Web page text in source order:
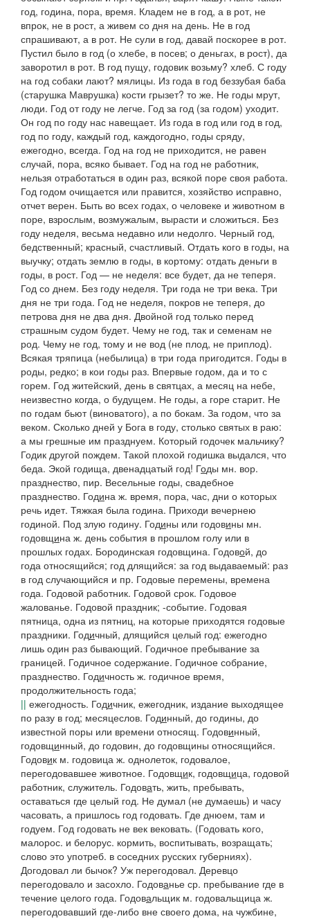
год, година, пора, время. Кладем не в год, а в рот, не
впрок, не в рост, а живем со дня на день. Не в год
спрашивают, а в рот. Не сули в год, давай поскорее в рот.
Пустил было в год (о хлебе, в посев; о деньгах, в рост), да
заворотил в рот. В год пущу, годовик возьму? хлеб. С году
на год собаки лают? мялицы. Из года в год беззубая баба
(старушка Маврушка) кости грызет? то же. Не годы мрут,
люди. Год от году не легче. Год за год (за годом) уходит.
Он год по году нас навещает. Из года в год или год в год,
год по году, каждый год, каждогодно, годы сряду,
ежегодно, всегда. Год на год не приходится, не равен
случай, пора, всяко бывает. Год на год не работник,
нельзя отработаться в один раз, всякой поре своя работа.
Год годом очищается или правится, хозяйство исправно,
отчет верен. Быть во всех годах, о человеке и животном в
поре, взрослым, возмужалым, вырасти и сложиться. Без
году неделя, весьма недавно или недолго. Черный год,
бедственный; красный, счастливый. Отдать кого в годы, на
выучку; отдать землю в годы, в кортому: отдать деньги в
годы, в рост. Год — не неделя: все будет, да не теперя.
Год со днем. Без году неделя. Три года не три века. Три
дня не три года. Год не неделя, покров не теперя, до
петрова дня не два дня. Двойной год только перед
страшным судом будет. Чему не год, так и семенам не
род. Чему не год, тому и не вод (не плод, не приплод).
Всякая тряпица (небылица) в три года пригодится. Годы в
роды, редко; в кои годы раз. Впервые годом, да и то с
горем. Год житейский, день в святцах, а месяц на небе,
неизвестно когда, о будущем. Не годы, а горе старит. Не
по годам бьют(виноватого), а по бокам. За годом, что за
веком. Сколько дней у Бога в году, столько святых в раю:
а мы грешные им празднуем. Который годочек мальчику?
Годик другой пождем. Такой плохой годишка выдался, что
беда. Экой годища, двенадцатый год! Годы мн. вор.
празднество, пир. Весельные годы, свадебное
празднество. Година ж. время, пора, час, дни о которых
речь идет. Тяжкая была година. Приходи вечернею
годиной. Под злую годину. Годины или годовины мн.
годовщина ж. день события в прошлом голу или в
прошлых годах. Бородинская годовщина. Годовой, до
года относящийся; год длящийся: за год выдаваемый: раз
в год случающийся и пр. Годовые перемены, времена
года. Годовой работник. Годовой срок. Годовое
жалованье. Годовой праздник; -событие. Годовая
пятница, одна из пятниц, на которые приходятся годовые
праздники. Годичный, длящийся целый год: ежегодно
лишь один раз бывающий. Годичное пребывание за
границей. Годичное содержание. Годичное собрание,
празднество. Годичность ж. годичное время,
продолжительность года;
|| ежегодность. Годичник, ежегодник, издание выходящее
по разу в год; месяцеслов. Годинный, до годины, до
известной поры или времени относящ. Годовинный,
годовщинный, до годовин, до годовщины относящийся.
Годовик м. годовица ж. однолеток, годовалое,
перегодовавшее животное. Годовщик, годовщица, годовой
работник, служитель. Годовать, жить, пребывать,
оставаться где целый год. Не думал (не думаешь) и часу
часовать, а пришлось год годовать. Где днюем, там и
годуем. Год годовать не век вековать. (Годовать кого,
малорос. и белорус. кормить, воспитывать, возращать;
слово это употреб. в соседних русских губерниях).
Догодовал ли бычок? Уж перегодовал. Деревцо
перегодовало и засохло. Годованье ср. пребывание где в
течение целого года. Годовальщик м. годовальщица ж.
перегодовавший где-либо вне своего дома, на чужбине,